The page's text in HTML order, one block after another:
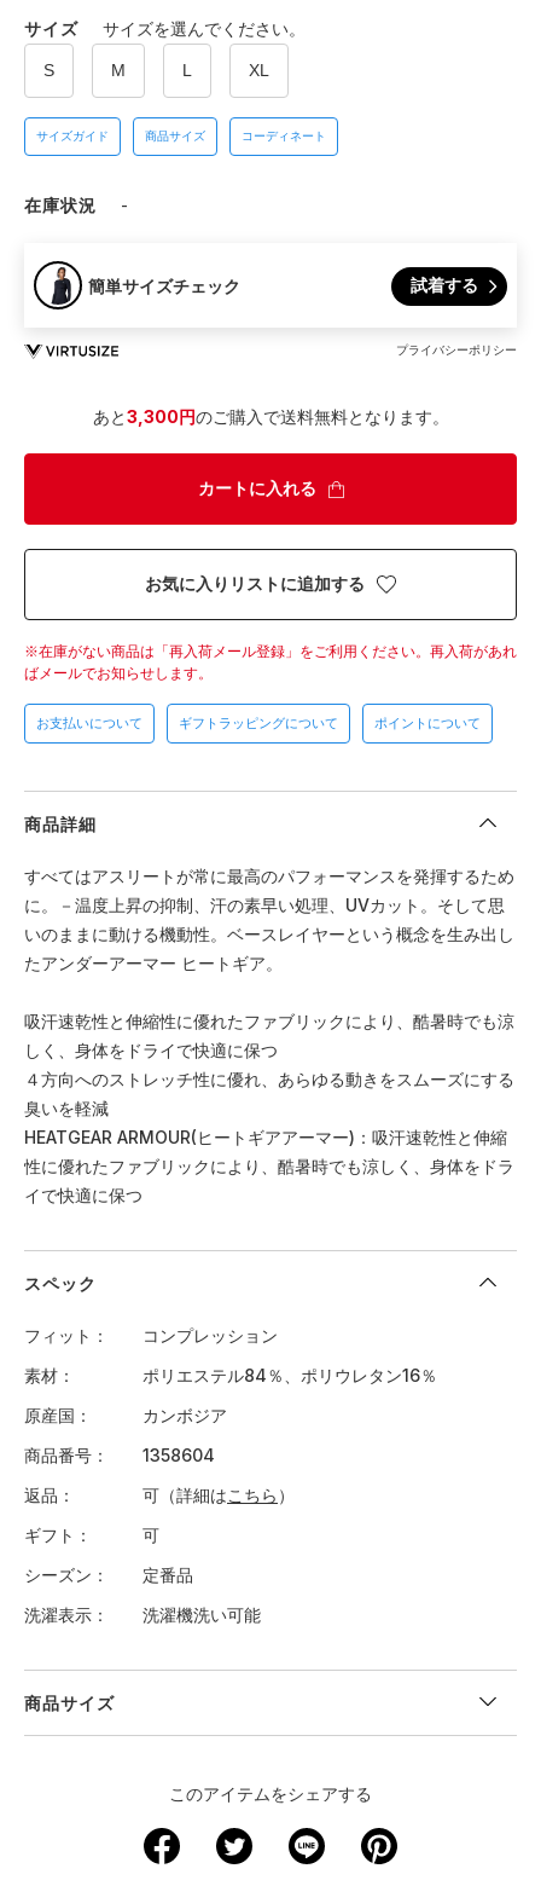
サイズ サイズを選んでください。
S M L XL
サイズガイド 商品サイズ コーディネート
在庫状況 -
簡単サイズチェック 試着する
プライバシーポリシー
あと3,300円のご購入で送料無料となります。
カートに入れる
お気に入りリストに追加する
在庫がない商品は「再入荷メール登録」をご利用ください。 再入荷があれ
ばメールでお知らせします。
お支払いについて ギフトラッピングについて ポイントについて
商品詳細
すべてはアスリートが常に最高のパフォーマンスを発揮するため
に。－温度上昇の抑制、汗の素早い処理、UVカット。そして思
いのままに動ける機動性。ベースレイヤーという概念を生み出し
たアンダーアーマー ヒートギア。
吸汗速乾性と伸縮性に優れたファブリックにより、酷暑時でも涼
しく、身体をドライで快適に保つ
４方向へのストレッチ性に優れ、あらゆる動きをスムーズにする
臭いを軽減
HEATGEAR ARMOUR(ヒートギアアーマー)：吸汗速乾性と伸縮
性に優れたファブリックにより、酷暑時でも涼しく、身体をドラ
イで快適に保つ
スペック
フィット
コンプレッション
素材
ポリエステル84％、ポリウレタン16％
原産国
カンボジア
商品番号
1358604
返品
可（詳細はこちら ）
ギフト
可
シーズン
定番品
洗濯表示
洗濯機洗い可能
商品サイズ
－ －
このアイテムをシェアする